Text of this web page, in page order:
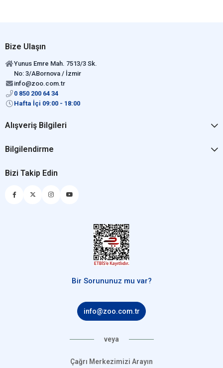
Bize Ulaşın
Yunus Emre Mah. 7513/3 Sk.
No: 3/ABornova / İzmir
info@zoo.com.tr
0 850 200 64 34
Hafta İçi 09:00 - 18:00
Alışveriş Bilgileri
Bilgilendirme
Bizi Takip Edin
Bir Sorununuz mu var?
info@zoo.com.tr
veya
Çağrı Merkezimizi Arayın